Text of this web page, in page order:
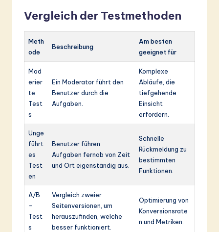
Vergleich der Testmethoden
Meth
ode
Beschreibung
Am besten
geeignet für
Mod
erier
te
Test
s
Ein Moderator führt den
Benutzer durch die
Aufgaben.
Komplexe
Abläufe, die
tiefgehende
Einsicht
erfordern.
Unge
führt
es
Test
en
Benutzer führen
Aufgaben fernab von Zeit
und Ort eigenständig aus.
Schnelle
Rückmeldung zu
bestimmten
Funktionen.
A/B
-
Test
s
Vergleich zweier
Seitenversionen, um
herauszufinden, welche
besser funktioniert.
Optimierung von
Konversionsrate
n und Metriken.